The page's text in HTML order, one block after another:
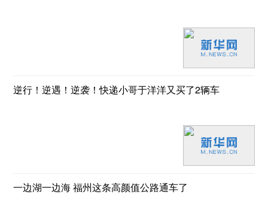
逆行！逆遇！逆袭！快递小哥于洋洋又买了2辆车
一边湖一边海 福州这条高颜值公路通车了